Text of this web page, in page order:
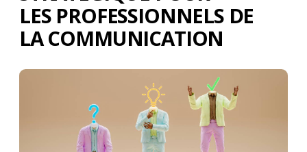
LES PROFESSIONNELS DE
LA COMMUNICATION